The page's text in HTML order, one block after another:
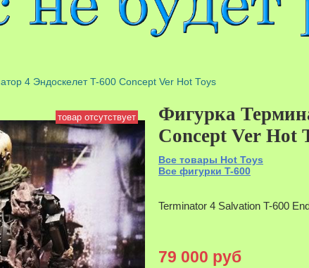
4 Эндоскелет T-600 Concept Ver Hot Toys
товар отсутствует
Фигурка
Concept Ver Hot
Все товары Hot Toys
Все фигурки T-600
Terminator 4 Salvation T-600
79 000 руб